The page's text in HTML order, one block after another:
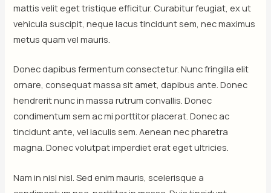
mattis velit eget tristique efficitur. Curabitur feugiat, ex ut
vehicula suscipit, neque lacus tincidunt sem, nec maximus
metus quam vel mauris.
Donec dapibus fermentum consectetur. Nunc fringilla elit
ornare, consequat massa sit amet, dapibus ante. Donec
hendrerit nunc in massa rutrum convallis. Donec
condimentum sem ac mi porttitor placerat. Donec ac
tincidunt ante, vel iaculis sem. Aenean nec pharetra
magna. Donec volutpat imperdiet erat eget ultricies.
Nam in nisl nisl. Sed enim mauris, scelerisque a